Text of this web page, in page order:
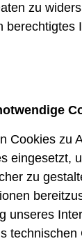
zu
berechtigtes
Cookies zu
eingesetzt,
zu
unseres
technischen